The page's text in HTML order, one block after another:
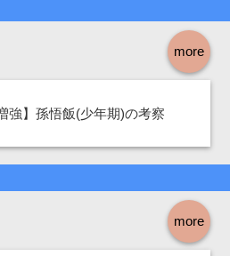
more
強】孫悟飯(少年期)の考察
more